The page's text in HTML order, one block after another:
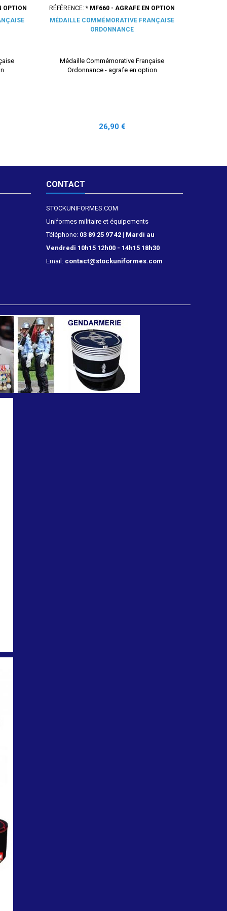
OPTION
RÉFÉRENCE: * MF660 - AGRAFE EN OPTION
MÉDAILLE COMMÉMORATIVE FRANÇAISE
ORDONNANCE
Médaille Commémorative Française
Ordonnance - agrafe en option
Prix
26,90 €
CONTACT
STOCKUNIFORMES.COM
Uniformes militaire et équipements
Téléphone: 03 89 25 97 42 | Mardi au
Vendredi 10h15 12h00 - 14h15 18h30
Email: contact@stockuniformes.com